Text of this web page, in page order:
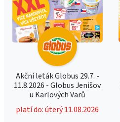
Akční leták Globus 29.7. -
11.8.2026 - Globus Jenišov
u Karlových Varů
platí do: úterý 11.08.2026